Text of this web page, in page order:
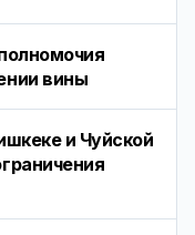
вины
и Чуйской